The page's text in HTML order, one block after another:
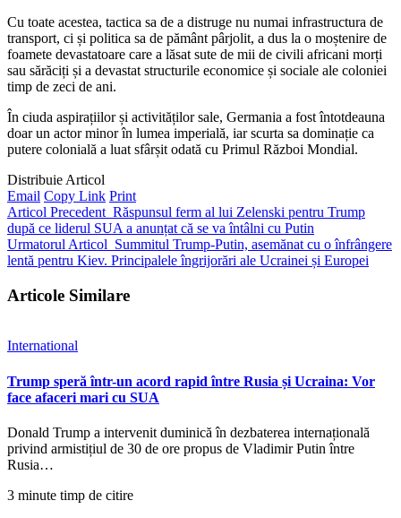
Cu toate acestea, tactica sa de a distruge nu numai infrastructura de
transport, ci și politica sa de pământ pârjolit, a dus la o moștenire de
foamete devastatoare care a lăsat sute de mii de civili africani morți
sau sărăciți și a devastat structurile economice și sociale ale coloniei
timp de zeci de ani.
În ciuda aspirațiilor și activităților sale, Germania a fost întotdeauna
doar un actor minor în lumea imperială, iar scurta sa dominație ca
putere colonială a luat sfârșit odată cu Primul Război Mondial.
Distribuie Articol
Email Copy Link Print
Articol Precedent Răspunsul ferm al lui Zelenski pentru Trump
după ce liderul SUA a anunțat că se va întâlni cu Putin
Urmatorul Articol Summitul Trump-Putin, asemănat cu o înfrângere
lentă pentru Kiev. Principalele îngrijorări ale Ucrainei și Europei
Articole Similare
International
Trump speră într-un acord rapid între Rusia și Ucraina: Vor
face afaceri mari cu SUA
Donald Trump a intervenit duminică în dezbaterea internațională
privind armistițiul de 30 de ore propus de Vladimir Putin între
Rusia…
3 minute timp de citire